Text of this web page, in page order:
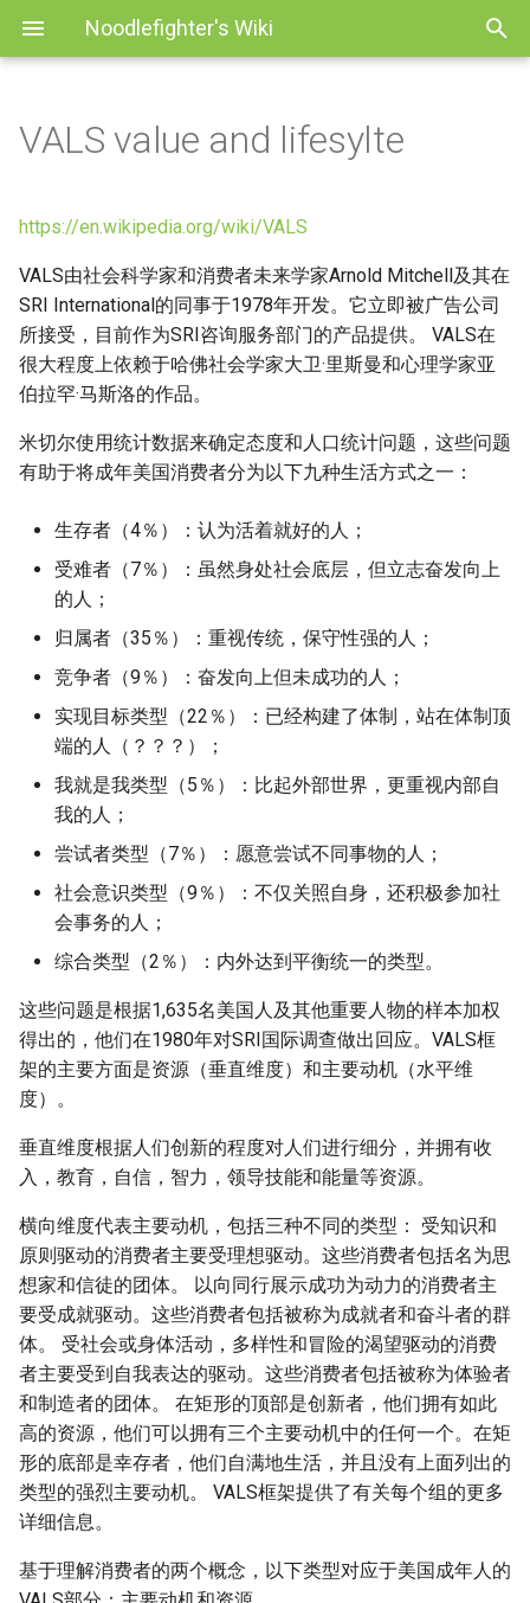
Noodlefighter's Wiki
购买决策
List
麻将
在意的牌谱
20201116K210
20220916imx6ull上使用linux
HDR研究
菲涅尔透镜
做菜基本功
炸猪排
牛肉饼
理论 蛋糕
理论 面包
理论 饮品
食谱 快速菜
食谱 汤
食谱 炒菜
食谱 炒货
食谱 炖菜
食谱 炸
食谱 烤制甜品
食谱 烤菜
食谱 盖饭闷饭
食谱 蒸菜
食谱 蛋糕
食谱 面包
食谱 饭
食谱 饮品冷饮
食谱 饺子
食谱 饼和扒
白酒勾兑工艺
糖类
膳食纤维与食品健康
食物GI值GL值
Efficiency
厨具选购
发霉
投影仪
时间管理技巧
木头
用过的药
眼镜镜片
自媒体
键盘
鞋的缝制工艺
高血压
装修
净水器
如何优雅地拒绝装修公司
Foc
分贝db
开发流程
电子电路基础
行业里的缩写
元件
LDO
Flash器件
Mosfet
三极管
电容
电阻
Golang开发嵌入式软件可
MCU的CPP运行环境
RGB LCD时序
Arduino
Keil
荔枝派Nano（Lichee Pi
Openocd
Pic开发
Pyocd调试
Rtos
Yocto
双核异构
嵌入式程序执行框架
嵌入式软件快速原型开发
索与思考
树莓派相关
活动对象框架
用qemu和chroot调试异构
rootfs
工艺材料
Pcb板材
电子相关材料materials
线材
绕线工艺
接插件
DC口
PCIe
RS232
TRS
HDMI
电路设计
PCB设计
Kicad
电平
电路
通讯和接口
IoT组网方式
Ble蓝牙
I2s
Lora
Spi
脑机接口BCI
日语 在意的日语词汇
翻译中遇到的生词
计算机术语 日语
翻译
翻译相关工具
听译练习
杂碎作品
英语
日常
计算机术语
Tools
Android
Android source code
Android usb accessory
Linux
Linux上实现双向进程间通
Linux device tree
Linux下打包动态链接的程
Linux多用户管理
Linux学习
Linux文件操作
Linux文件系统
linux遇到的疑难问题
Linux的local域名
Linux缓存回收
Linux网络调优
机环境
Unix网络编程
动态链接
在无MMU的Linux下编程
嵌入式linux升级相关
构建
Windows
Win
Windows中遇到的问题
Windows技巧集
windows的IOCP模型
信息安全
PE行为分析
Dsniff
Rsa加密
反弹shell
无文件执行程序
前端技术
Webassembly
Tools
AI相关
RTOS及HAL
libc替代
嵌入式GUI
开发过程
算法
网络相关
脚本
通讯和总线协议
待整理
Elevator schedule
攒机相关
硬盘选购
数据分析
可视化相关工具
算法
压缩算法zigzag
术语表
Makefile
Cmake
Elf文件
Gperftools
Lua
Scons
Shell脚本编程
Vscode技巧
Xmake
多线程编程
程序性能分析
编程通用
非阻塞同步技术
CPP
Csharp
JAVA
QT
Golang
虚拟技术
Docker
Proxmox显卡直通
虚拟机相关
计算机网络
Gost
Ne2000
Openwrt
Rtsp
Tcp
Wireguard
WLAN WIFI 无线网络相关
语
伟大wall
内网穿透
网络常识
软件工程
多目标
测试
管理多个构建目标的逻辑
运维相关
Clonezilla
Traefik
Snapraid
通用技术
ASCII字符画流程图工具：
Excel
graphviz - 图形绘制工具包
Imagemagick
Markdown
Transmission
Wireshark
字符编码
计算机稳定性测试
音乐基础学习
音乐相关工具
歌词
A Day in the S.I.O.U
谱子
口琴谱
VALS value and lifesylte
https://en.wikipedia.org/wiki/VALS
VALS由社会科学家和消费者未来学家Arnold Mitchell及其在
SRI International的同事于1978年开发。它立即被广告公司
所接受，目前作为SRI咨询服务部门的产品提供。 VALS在
很大程度上依赖于哈佛社会学家大卫·里斯曼和心理学家亚
伯拉罕·马斯洛的作品。
米切尔使用统计数据来确定态度和人口统计问题，这些问题
有助于将成年美国消费者分为以下九种生活方式之一：
生存者（4％）：认为活着就好的人；
受难者（7％）：虽然身处社会底层，但立志奋发向上
的人；
归属者（35％）：重视传统，保守性强的人；
竞争者（9％）：奋发向上但未成功的人；
实现目标类型（22％）：已经构建了体制，站在体制顶
端的人（？？？）；
我就是我类型（5％）：比起外部世界，更重视内部自
我的人；
尝试者类型（7％）：愿意尝试不同事物的人；
社会意识类型（9％）：不仅关照自身，还积极参加社
会事务的人；
综合类型（2％）：内外达到平衡统一的类型。
这些问题是根据1,635名美国人及其他重要人物的样本加权
得出的，他们在1980年对SRI国际调查做出回应。VALS框
架的主要方面是资源（垂直维度）和主要动机（水平维
度）。
垂直维度根据人们创新的程度对人们进行细分，并拥有收
入，教育，自信，智力，领导技能和能量等资源。
横向维度代表主要动机，包括三种不同的类型： 受知识和
原则驱动的消费者主要受理想驱动。这些消费者包括名为思
想家和信徒的团体。 以向同行展示成功为动力的消费者主
要受成就驱动。这些消费者包括被称为成就者和奋斗者的群
体。 受社会或身体活动，多样性和冒险的渴望驱动的消费
者主要受到自我表达的驱动。这些消费者包括被称为体验者
和制造者的团体。 在矩形的顶部是创新者，他们拥有如此
高的资源，他们可以拥有三个主要动机中的任何一个。在矩
形的底部是幸存者，他们自满地生活，并且没有上面列出的
类型的强烈主要动机。 VALS框架提供了有关每个组的更多
详细信息。
基于理解消费者的两个概念，以下类型对应于美国成年人的